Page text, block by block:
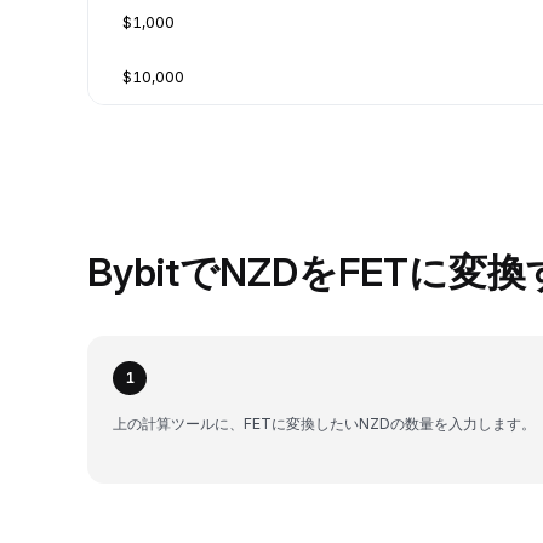
$1,000
$10,000
BybitでNZDをFETに変換
1
上の計算ツールに、FETに変換したいNZDの数量を入力します。